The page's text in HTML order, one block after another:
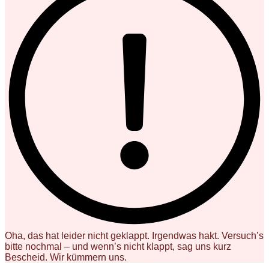
Oha, das hat leider nicht geklappt. Irgendwas hakt. Versuch’s
bitte nochmal – und wenn’s nicht klappt, sag uns kurz
Bescheid. Wir kümmern uns.